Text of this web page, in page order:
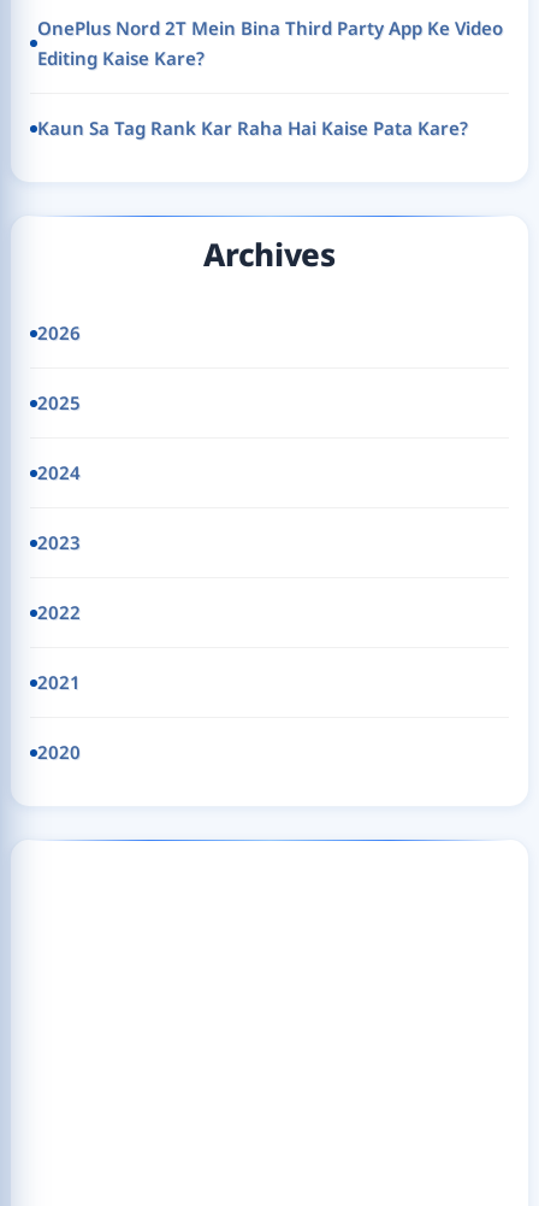
OnePlus Nord 2T Mein Bina Third Party App Ke Video
Editing Kaise Kare?
Kaun Sa Tag Rank Kar Raha Hai Kaise Pata Kare?
Archives
2026
2025
2024
2023
2022
2021
2020